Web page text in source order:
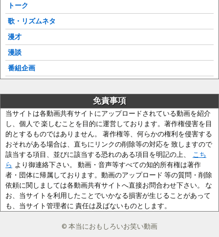
トーク
歌・リズムネタ
漫才
漫談
番組企画
免責事項
当サイトは各動画共有サイトにアップロードされている動画を紹介
し、個人で 楽しむことを目的に運営しております。著作権侵害を目
的とするものではありません。 著作権等、何らかの権利を侵害する
おそれがある場合は、直ちにリンクの削除等の対応を 致しますので
該当する項目、並びに該当する恐れのある項目を明記の上、
こち
ら より御連絡下さい。 動画・音声等すべての知的所有権は著作
者・団体に帰属しております。動画のアップロード 等の質問・削除
依頼に関しましては各動画共有サイトへ直接お問合わせ下さい。 な
お、当サイトを利用したことでいかなる損害が生じることがあって
も、当サイト管理者に 責任は及ばないものとします。
© 本当におもしろいお笑い動画